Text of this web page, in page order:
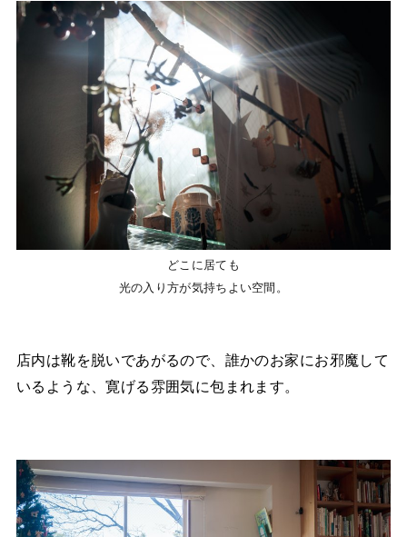
どこに居ても
光の入り方が気持ちよい空間。
店内は靴を脱いであがるので、誰かのお家にお邪魔して
いるような、寛げる雰囲気に包まれます。